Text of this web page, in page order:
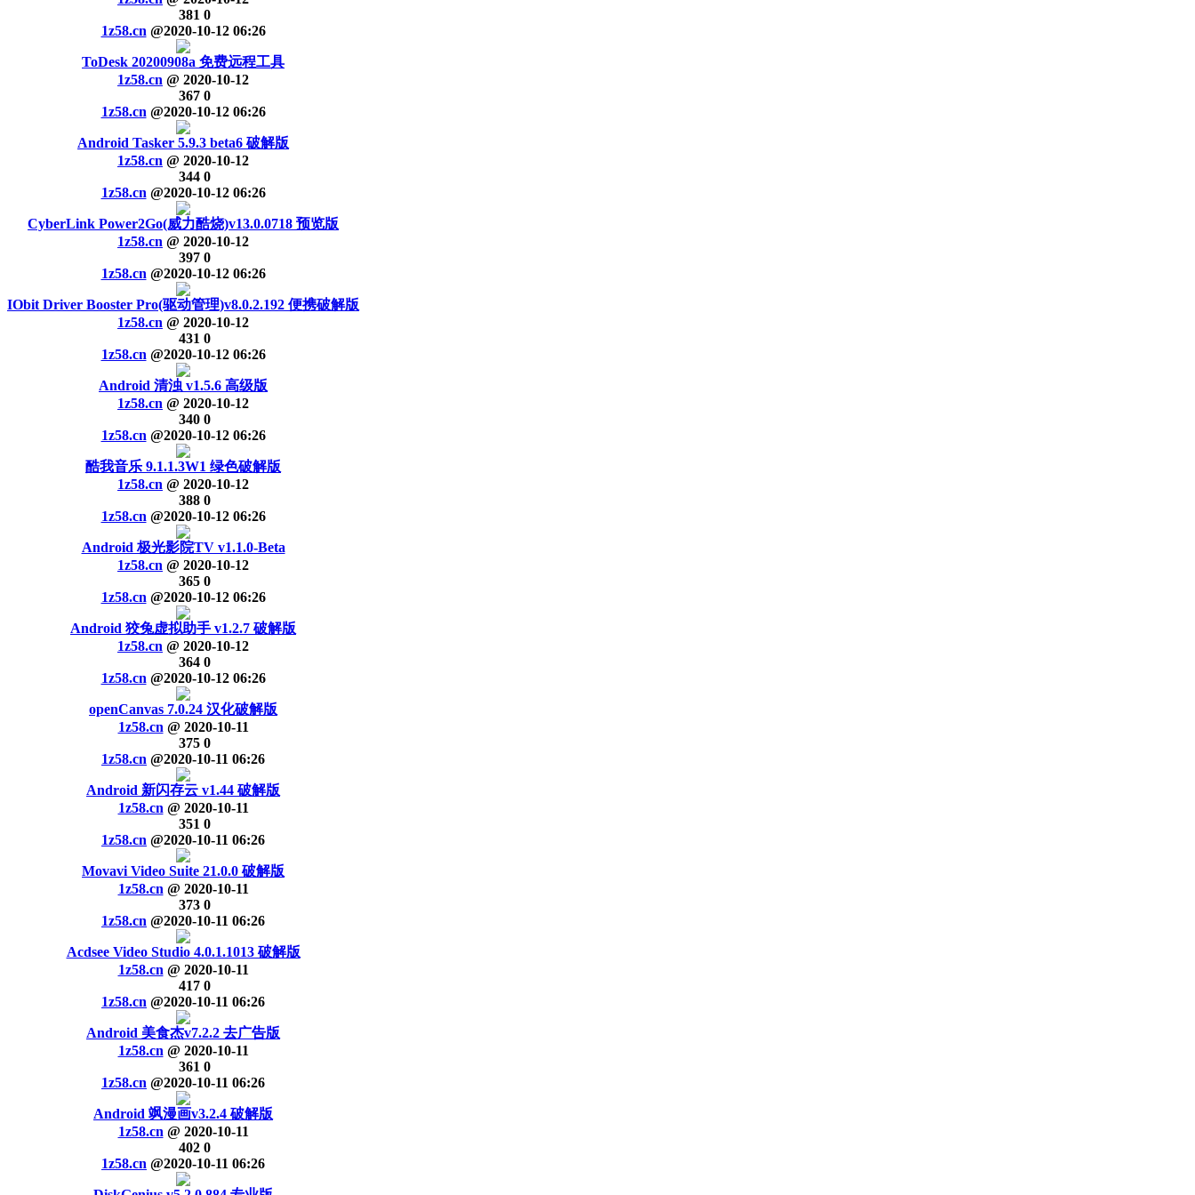
381 0
1z58.cn @2020-10-12 06:26
ToDesk 20200908a 免费远程工具
1z58.cn @ 2020-10-12
367 0
1z58.cn @2020-10-12 06:26
Android Tasker 5.9.3 beta6 破解版
1z58.cn @ 2020-10-12
344 0
1z58.cn @2020-10-12 06:26
CyberLink Power2Go(威力酷烧)v13.0.0718 预览版
1z58.cn @ 2020-10-12
397 0
1z58.cn @2020-10-12 06:26
IObit Driver Booster Pro(驱动管理)v8.0.2.192 便携破解版
1z58.cn @ 2020-10-12
431 0
1z58.cn @2020-10-12 06:26
Android 清浊 v1.5.6 高级版
1z58.cn @ 2020-10-12
340 0
1z58.cn @2020-10-12 06:26
酷我音乐 9.1.1.3W1 绿色破解版
1z58.cn @ 2020-10-12
388 0
1z58.cn @2020-10-12 06:26
Android 极光影院TV v1.1.0-Beta
1z58.cn @ 2020-10-12
365 0
1z58.cn @2020-10-12 06:26
Android 狡兔虚拟助手 v1.2.7 破解版
1z58.cn @ 2020-10-12
364 0
1z58.cn @2020-10-12 06:26
openCanvas 7.0.24 汉化破解版
1z58.cn @ 2020-10-11
375 0
1z58.cn @2020-10-11 06:26
Android 新闪存云 v1.44 破解版
1z58.cn @ 2020-10-11
351 0
1z58.cn @2020-10-11 06:26
Movavi Video Suite 21.0.0 破解版
1z58.cn @ 2020-10-11
373 0
1z58.cn @2020-10-11 06:26
Acdsee Video Studio 4.0.1.1013 破解版
1z58.cn @ 2020-10-11
417 0
1z58.cn @2020-10-11 06:26
Android 美食杰v7.2.2 去广告版
1z58.cn @ 2020-10-11
361 0
1z58.cn @2020-10-11 06:26
Android 飒漫画v3.2.4 破解版
1z58.cn @ 2020-10-11
402 0
1z58.cn @2020-10-11 06:26